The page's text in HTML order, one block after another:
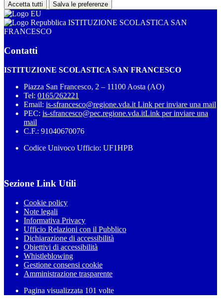
Accetta tutti Salva le preferenze
ISTITUZIONE SCOLASTICA SAN
FRANCESCO
Contatti
ISTITUZIONE SCOLASTICA SAN FRANCESCO
Piazza San Francesco, 2 – 11100 Aosta (AO)
Tel: 0165/262221
Email: is-sfrancesco@regione.vda.it Link per inviare una mail
PEC: is-sfrancesco@pec.regione.vda.itLink per inviare una
mail
C.F.: 91040670076
Codice Univoco Ufficio: UF1HPB
Sezione Link Utili
Cookie policy
Note legali
Informativa Privacy
Ufficio Relazioni con il Pubblico
Dichiarazione di accessibilità
Obiettivi di accessibilità
Whistleblowing
Gestione consensi cookie
Amministrazione trasparente
Pagina visualizzata 101 volte